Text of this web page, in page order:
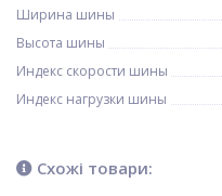
Схожі товари:
Ширина шины
Высота шины
Индекс скорости шины
Индекс нагрузки шины